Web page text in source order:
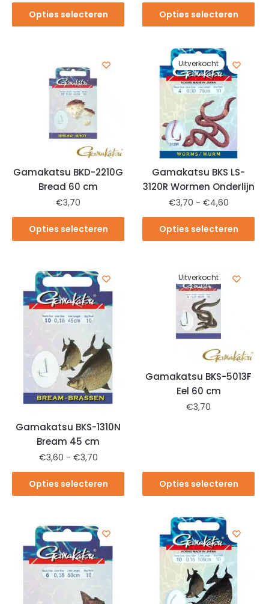
Opties selecteren Opties selecteren
Gamakatsu BKD-2210G
Bread 60 cm
€3,70
Opties selecteren
Uitverkocht
Gamakatsu BKS LS-
3120R Wormen Onderlijn
€3,70 - €4,60
Opties selecteren
Gamakatsu BKS-1310N
Bream 45 cm
€3,60 - €3,70
Opties selecteren
Uitverkocht
Gamakatsu BKS-5013F
Eel 60 cm
€3,70
Opties selecteren